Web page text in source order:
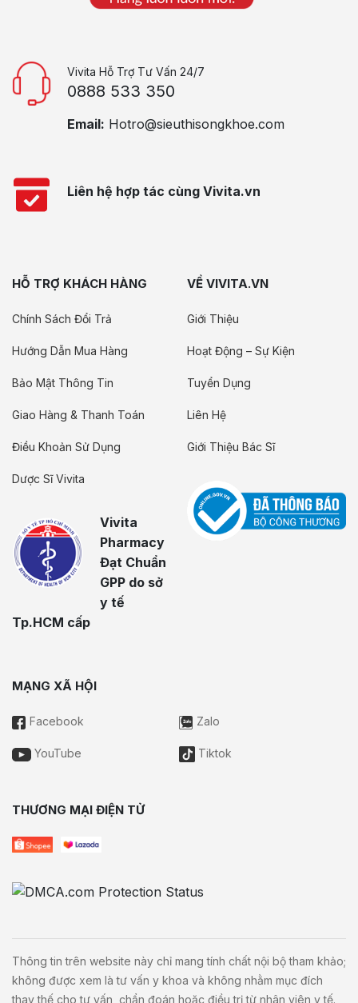
Vivita Hỗ Trợ Tư Vấn 24/7
0888 533 350
Email: Hotro@sieuthisongkhoe.com
Liên hệ hợp tác cùng Vivita.vn
HỖ TRỢ KHÁCH HÀNG
Chính Sách Đổi Trả
Hướng Dẫn Mua Hàng
Bảo Mật Thông Tin
Giao Hàng & Thanh Toán
Điều Khoản Sử Dụng
Dược Sĩ Vivita
Vivita
Pharmacy
Đạt Chuẩn
GPP do sở
y tế
Tp.HCM cấp
VỀ VIVITA.VN
Giới Thiệu
Hoạt Động – Sự Kiện
Tuyển Dụng
Liên Hệ
Giới Thiệu Bác Sĩ
MẠNG XÃ HỘI
Facebook Zalo
YouTube Tiktok
THƯƠNG MẠI ĐIỆN TỬ
Thông tin trên website này chỉ mang tính chất nội bộ tham khảo;
không được xem là tư vấn y khoa và không nhằm mục đích
thay thế cho tư vấn, chẩn đoán hoặc điều trị từ nhân viên y tế.